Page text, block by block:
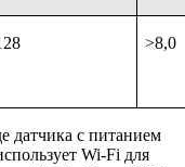
>8,0
датчика с питанием
Wi-Fi для